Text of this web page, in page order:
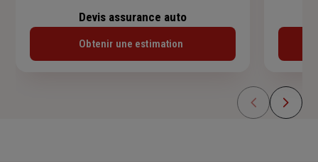
Devis assurance auto
Obtenir une estimation